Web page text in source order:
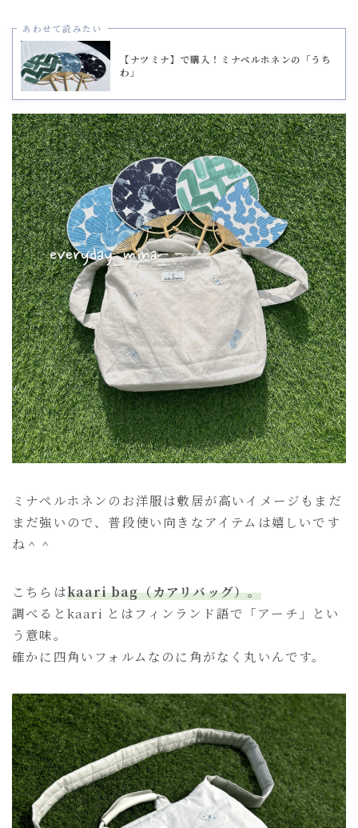
あわせて読みたい
【ナツミナ】で購入！ミナペルホネンの「うち
わ」
ミナペルホネンのお洋服は敷居が高いイメージもまだ
まだ強いので、普段使い向きなアイテムは嬉しいです
ね＾＾
こちらはkaari bag（カアリバッグ）。
調べるとkaari とはフィンランド語で「アーチ」とい
う意味。
確かに四角いフォルムなのに角がなく丸いんです。